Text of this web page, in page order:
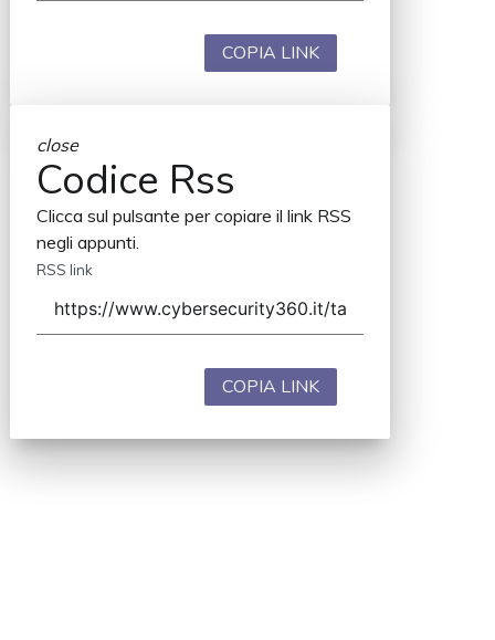
COPIA LINK
close
Codice Rss
Clicca sul pulsante per copiare il link RSS
negli appunti.
RSS link
COPIA LINK